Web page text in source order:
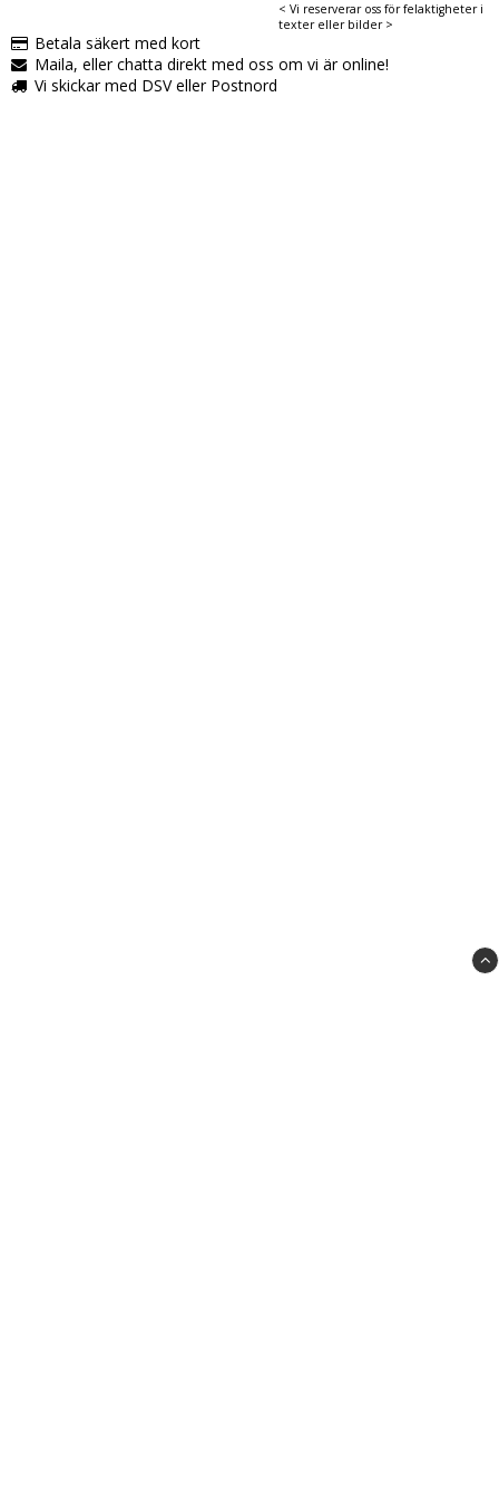
Betala säkert med kort
Maila, eller chatta direkt med oss om vi är online!
Vi skickar med DSV eller Postnord
< Vi reserverar oss för felaktigheter i
texter eller bilder >